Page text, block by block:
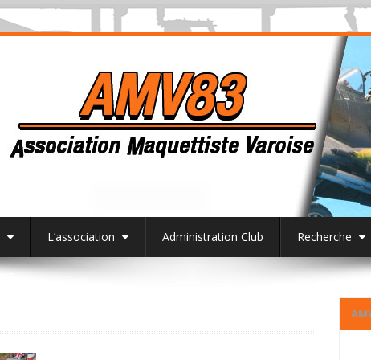
L’association Administration Club Recherche